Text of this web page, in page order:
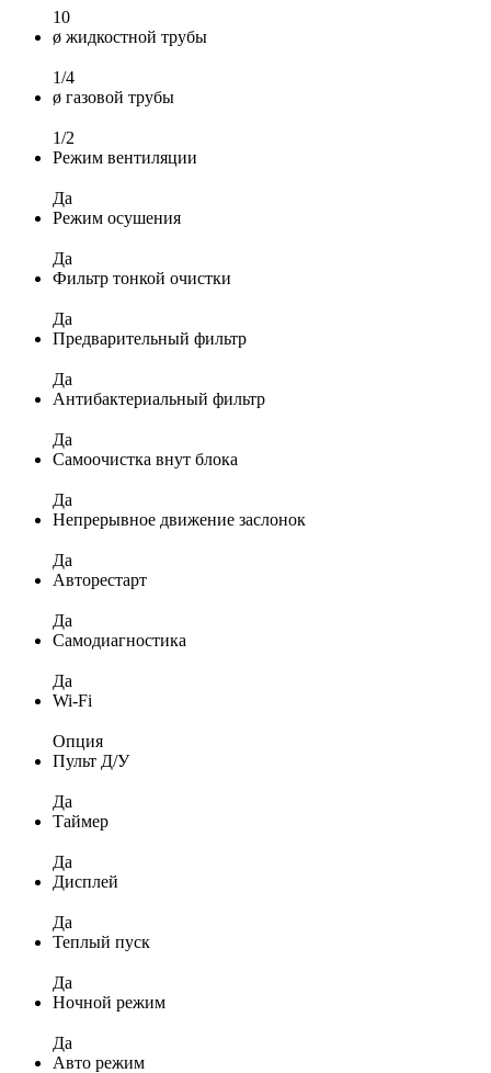
10
ø жидкостной трубы
1/4
ø газовой трубы
1/2
Режим вентиляции
Да
Режим осушения
Да
Фильтр тонкой очистки
Да
Предварительный фильтр
Да
Антибактериальный фильтр
Да
Самоочистка внут блока
Да
Непрерывное движение заслонок
Да
Авторестарт
Да
Самодиагностика
Да
Wi-Fi
Опция
Пульт Д/У
Да
Таймер
Да
Дисплей
Да
Теплый пуск
Да
Ночной режим
Да
Авто режим